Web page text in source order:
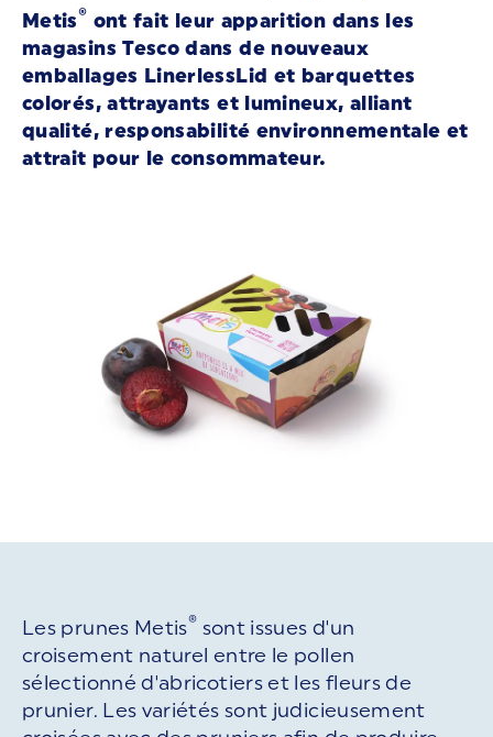
Metis® ont fait leur apparition dans les
magasins Tesco dans de nouveaux
emballages LinerlessLid et barquettes
colorés, attrayants et lumineux, alliant
qualité, responsabilité environnementale et
attrait pour le consommateur.
Les prunes Metis® sont issues d'un
croisement naturel entre le pollen
sélectionné d'abricotiers et les fleurs de
prunier. Les variétés sont judicieusement